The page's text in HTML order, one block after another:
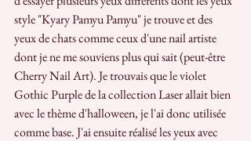
style "Kyary Pamyu Pamyu" je trouve et des
yeux de chats comme ceux d'une nail artiste
dont je ne me souviens plus qui sait (peut-être
Cherry Nail Art). Je trouvais que le violet
Gothic Purple de la collection Laser allait bien
avec le thème d'halloween, je l'ai donc utilisée
comme base. J'ai ensuite réalisé les yeux avec